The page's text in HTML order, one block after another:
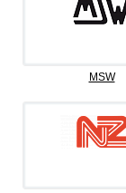
MSW